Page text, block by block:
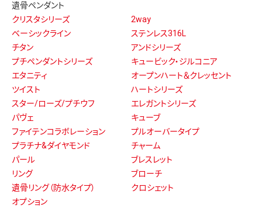
遺骨ペンダント
クリスタシリーズ
2way
ベーシックライン
ステンレス316L
チタン
アンドシリーズ
プチペンダントシリーズ
キュービック・ジルコニア
エタニティ
オープンハート＆クレッセント
ツイスト
ハートシリーズ
スター/ローズ/プチウフ
エレガントシリーズ
パヴェ
キューブ
ファイテンコラボレーション
プルオーバータイプ
プラチナ&ダイヤモンド
チャーム
パール
ブレスレット
リング
ブローチ
遺骨リング（防水タイプ）
クロシェット
オプション